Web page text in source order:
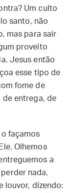
Um culto
santo, não
mas para sair
proveito
Jesus então
esse tipo de
fome de
de entrega, de
o façamos
Olhemos
a
nada,
louvor, dizendo: